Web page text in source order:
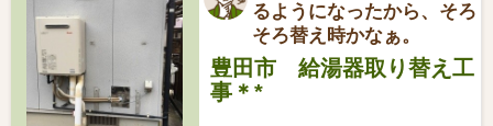
るようになったから、そろ
そろ替え時かなぁ。
豊田市 給湯器取り替え工
事＊*